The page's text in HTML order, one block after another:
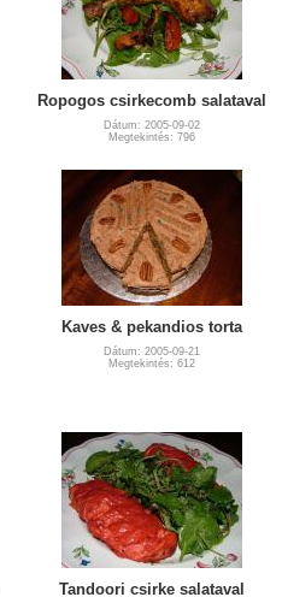
Ropogos csirkecomb salataval
Dátum: 2005-09-02
Megtekintés: 796
Kaves & pekandios torta
Dátum: 2005-09-21
Megtekintés: 612
Tandoori csirke salataval